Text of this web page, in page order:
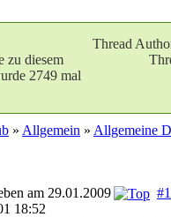
Thread
zu diesem
2749 mal
» Allgemein » Allgemeine
#1
am 29.01.2009
18:52